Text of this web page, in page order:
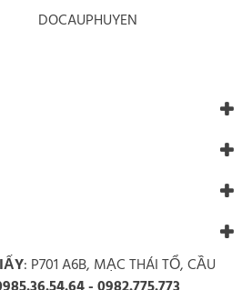
DOCAUPHUYEN
reviews. Be the first who write
: P701 A6B, MẠC THÁI TỔ, CẦU